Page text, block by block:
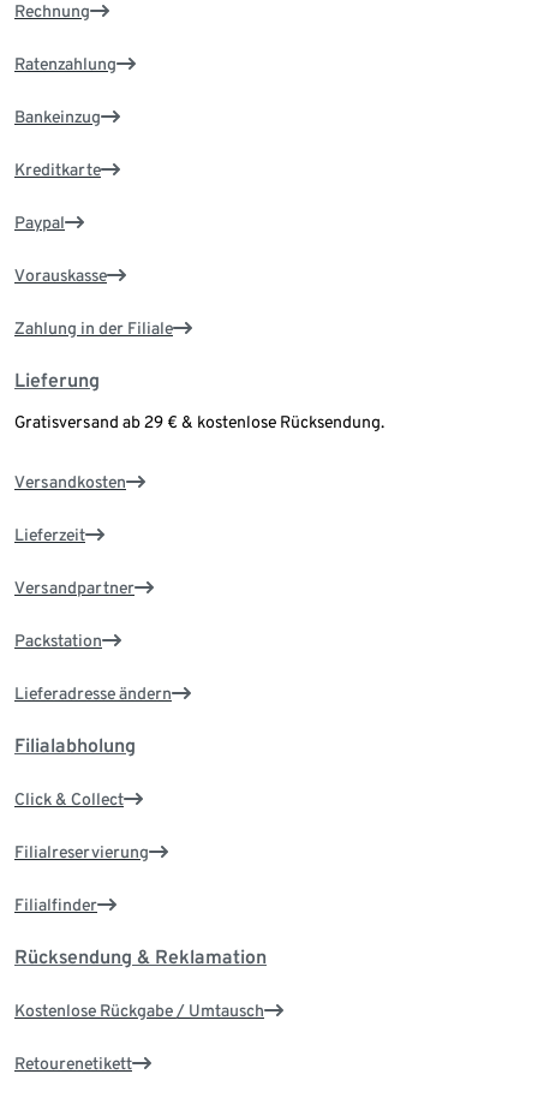
Rechnung
Ratenzahlung
Bankeinzug
Kreditkarte
Paypal
Vorauskasse
Zahlung in der Filiale
Lieferung
Gratisversand ab 29 € & kostenlose Rücksendung.
Versandkosten
Lieferzeit
Versandpartner
Packstation
Lieferadresse ändern
Filialabholung
Click & Collect
Filialreservierung
Filialfinder
Rücksendung & Reklamation
Kostenlose Rückgabe / Umtausch
Retourenetikett